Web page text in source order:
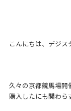
こんにちは、デジス
久々の京都競馬場開
購入したにも関わら